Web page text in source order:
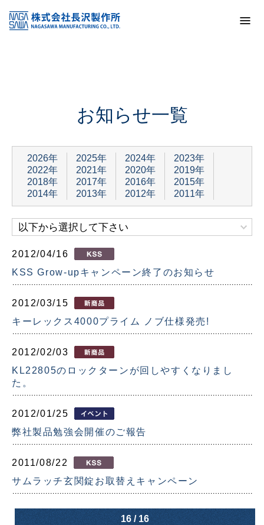
お知らせ一覧
お知らせ一覧
2026年 2025年 2024年
2023年
2022年
2021年 2020年
2019年
2018年
2017年 2016年
2015年
2014年
2013年 2012年 2011年
以下から選択して下さい
2012/04/16
KSS Grow-upキャンペーン終了のお知らせ
2012/03/15
キーレックス4000プライム ノブ仕様発売!
2012/02/03
KL22805のロックターンが回しやすくなりまし
た。
2012/01/25
弊社製品勉強会開催のご報告
2011/08/22
サムラッチ玄関錠お取替えキャンペーン
16 / 16